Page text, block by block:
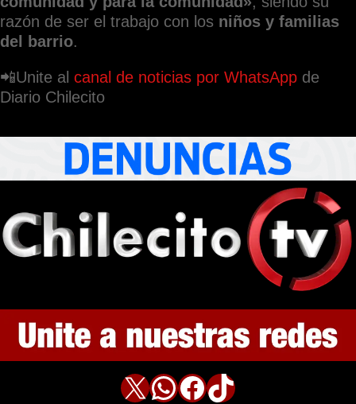
razón de ser el trabajo con los niños y familias
del barrio.
📲Unite al canal de noticias por WhatsApp de
Diario Chilecito
X WhatsApp Facebook TikTok